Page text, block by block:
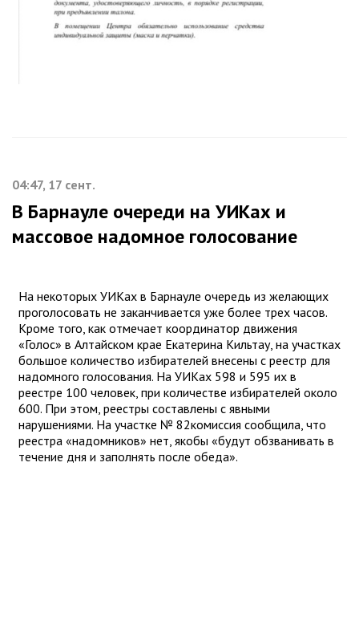
04:47, 17 сент.
В Барнауле очереди на УИКах и
массовое надомное голосование
На некоторых УИКах в Барнауле очередь из желающих
проголосовать не заканчивается уже более трех часов.
Кроме того, как отмечает координатор движения
«Голос» в Алтайском крае Екатерина Кильтау, на участках
большое количество избирателей внесены с реестр для
надомного голосования. На УИКах 598 и 595 их в
реестре 100 человек, при количестве избирателей около
600. При этом, реестры составлены с явными
нарушениями. На участке № 82комиссия сообщила, что
реестра «надомников» нет, якобы «будут обзванивать в
течение дня и заполнять после обеда».